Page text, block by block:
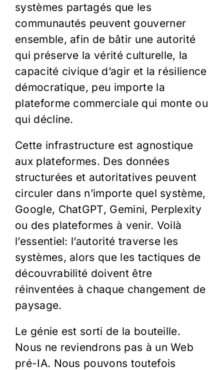
systèmes partagés que les
communautés peuvent gouverner
ensemble, afin de bâtir une autorité
qui préserve la vérité culturelle, la
capacité civique d’agir et la résilience
démocratique, peu importe la
plateforme commerciale qui monte ou
qui décline.
Cette infrastructure est agnostique
aux plateformes. Des données
structurées et autoritatives peuvent
circuler dans n’importe quel système,
Google, ChatGPT, Gemini, Perplexity
ou des plateformes à venir. Voilà
l’essentiel: l’autorité traverse les
systèmes, alors que les tactiques de
découvrabilité doivent être
réinventées à chaque changement de
paysage.
Le génie est sorti de la bouteille.
Nous ne reviendrons pas à un Web
pré-IA. Nous pouvons toutefois